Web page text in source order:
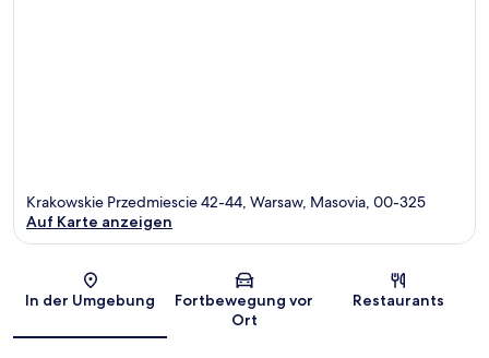
Karte
Krakowskie Przedmiescie 42-44, Warsaw, Masovia, 00-325
Auf Karte anzeigen
In der Umgebung
Fortbewegung vor
Ort
Restaurants